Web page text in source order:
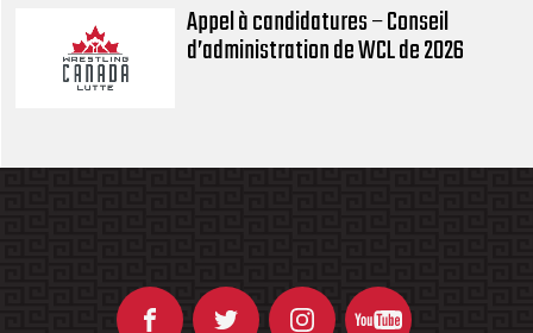
Appel à candidatures – Conseil
d’administration de WCL de 2026